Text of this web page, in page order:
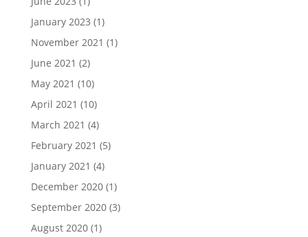
January 2023 (1)
November 2021 (1)
June 2021 (2)
May 2021 (10)
April 2021 (10)
March 2021 (4)
February 2021 (5)
January 2021 (4)
December 2020(1)
September 2020(3)
August 2020(1)